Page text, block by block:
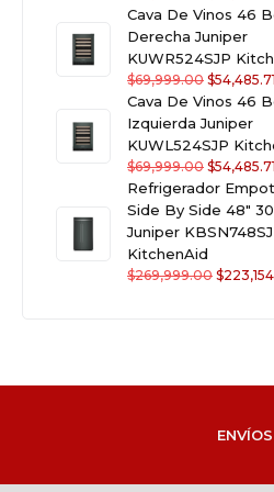
Cava De Vinos 46
Derecha Juniper
KUWR524SJP
$69,999.00 $54,485.71
Cava De Vinos 46
Izquierda Juniper
KUWL524SJP
$69,999.00 $54,485.71
Refrigerador
Side By Side 48" 30
Juniper
KitchenAid
$269,999.00 $